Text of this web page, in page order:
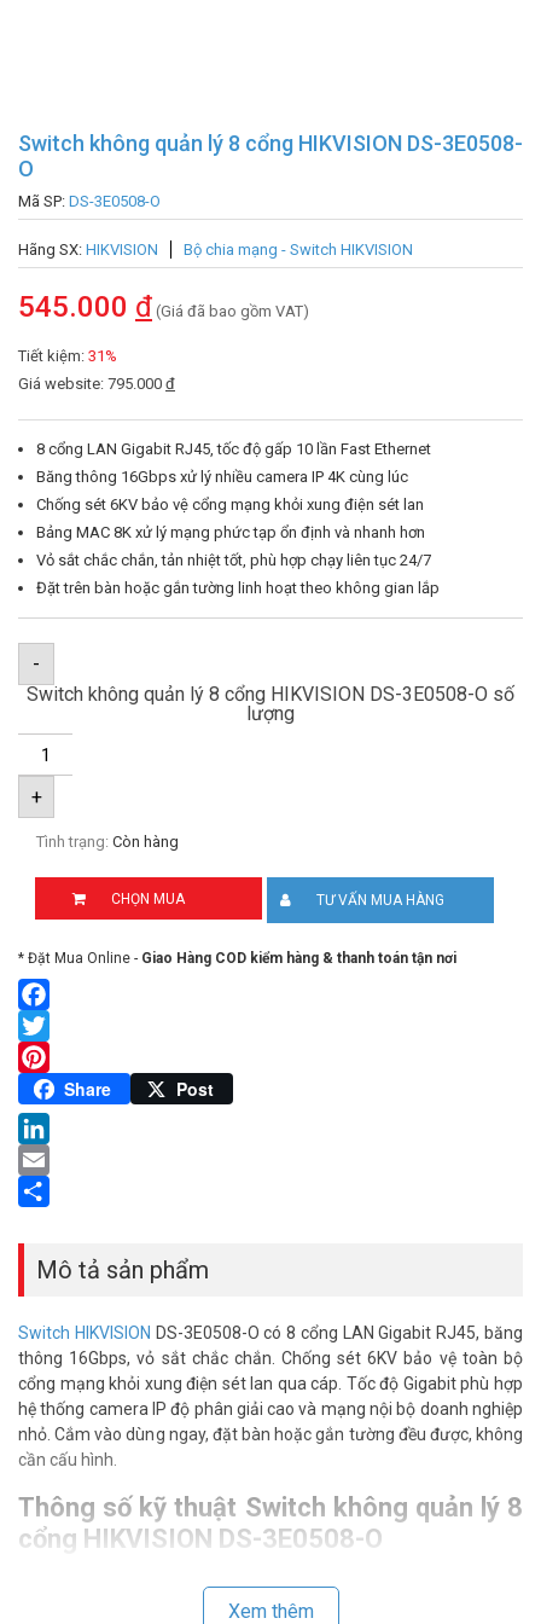
Switch không quản lý 8 cổng HIKVISION DS-3E0508-
O
Mã SP: DS-3E0508-O
Hãng SX: HIKVISION Bộ chia mạng - Switch HIKVISION
545.000 đ (Giá đã bao gồm VAT)
Tiết kiệm: 31%
Giá website: 795.000 đ
8 cổng LAN Gigabit RJ45, tốc độ gấp 10 lần Fast Ethernet
Băng thông 16Gbps xử lý nhiều camera IP 4K cùng lúc
Chống sét 6KV bảo vệ cổng mạng khỏi xung điện sét lan
Bảng MAC 8K xử lý mạng phức tạp ổn định và nhanh hơn
Vỏ sắt chắc chắn, tản nhiệt tốt, phù hợp chạy liên tục 24/7
Đặt trên bàn hoặc gắn tường linh hoạt theo không gian lắp
-
Switch không quản lý 8 cổng HIKVISION DS-3E0508-O số
lượng
+
Tình trạng: Còn hàng
CHỌN MUA TƯ VẤN MUA HÀNG
* Đặt Mua Online - Giao Hàng COD kiểm hàng & thanh toán tận nơi
Facebook
Twitter
Pinterest
Share Post
LinkedIn
Email
Mô tả sản phẩm
Switch HIKVISION DS-3E0508-O có 8 cổng LAN Gigabit RJ45, băng
thông 16Gbps, vỏ sắt chắc chắn. Chống sét 6KV bảo vệ toàn bộ
cổng mạng khỏi xung điện sét lan qua cáp. Tốc độ Gigabit phù hợp
hệ thống camera IP độ phân giải cao và mạng nội bộ doanh nghiệp
nhỏ. Cắm vào dùng ngay, đặt bàn hoặc gắn tường đều được, không
cần cấu hình.
Thông số kỹ thuật Switch không quản lý 8
cổng HIKVISION DS-3E0508-O
khai internet, camera IP tại doanh nghiệp nhỏ, văn phòng
Xem thêm